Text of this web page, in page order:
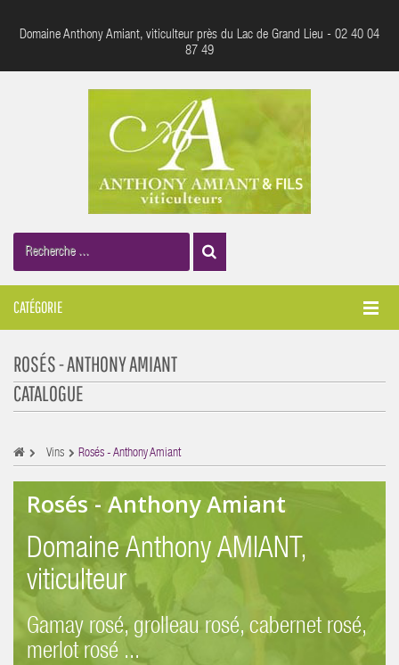
Domaine Anthony Amiant, viticulteur près du Lac de Grand Lieu - 02 40 04
87 49
CATÉGORIE
ROSÉS - ANTHONY AMIANT
CATALOGUE
Vins Rosés - Anthony Amiant
Rosés - Anthony Amiant
Domaine Anthony AMIANT,
viticulteur
Gamay rosé, grolleau rosé, cabernet rosé,
merlot rosé ...